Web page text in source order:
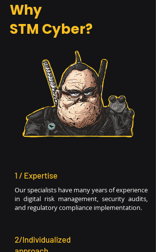
Why
STM Cyber?
1 / Expertise
Our specialists have many years of experience
in digital risk management, security audits,
and regulatory compliance implementation.
2/Individualized